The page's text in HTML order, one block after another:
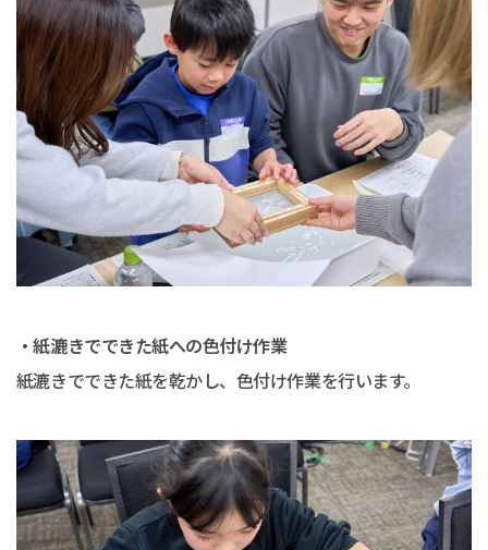
・紙漉きでできた紙への色付け作業
紙漉きでできた紙を乾かし、色付け作業を行います。